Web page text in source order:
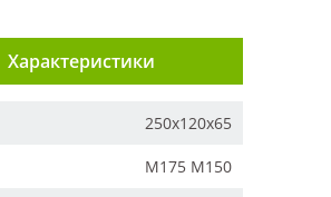
Характеристики
250х120х65
М175 М150